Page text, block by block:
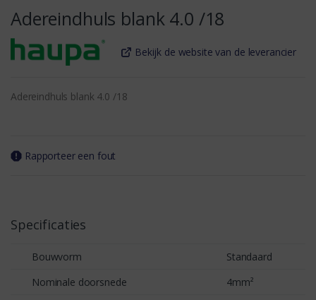
Adereindhuls blank 4.0 /18
Bekijk de website van de leverancier
Adereindhuls blank 4.0 /18
Rapporteer een fout
Specificaties
Bouwvorm
Standaard
Nominale doorsnede
4mm²